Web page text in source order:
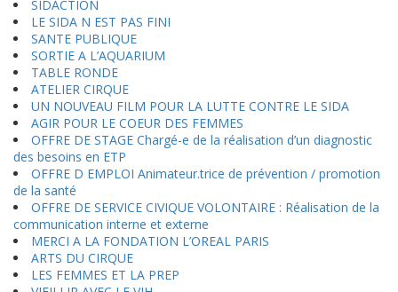
SIDACTION
LE SIDA N EST PAS FINI
SANTE PUBLIQUE
SORTIE A L’AQUARIUM
TABLE RONDE
ATELIER CIRQUE
UN NOUVEAU FILM POUR LA LUTTE CONTRE LE SIDA
AGIR POUR LE COEUR DES FEMMES
OFFRE DE STAGE Chargé-e de la réalisation d’un diagnostic
des besoins en ETP
OFFRE D EMPLOI Animateur.trice de prévention / promotion
de la santé
OFFRE DE SERVICE CIVIQUE VOLONTAIRE : Réalisation de la
communication interne et externe
MERCI A LA FONDATION L’OREAL PARIS
ARTS DU CIRQUE
LES FEMMES ET LA PREP